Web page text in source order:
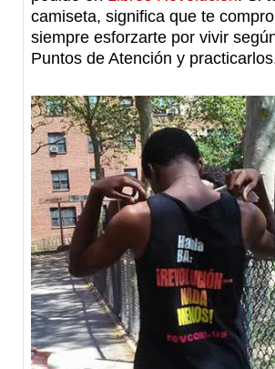
camiseta, significa que te
siempre esforzarte por vivir
Puntos de Atención y